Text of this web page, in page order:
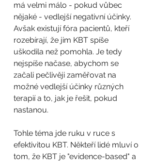
má velmi málo - pokud vůbec
nějaké - vedlejší negativní účinky.
Avšak existují fóra pacientů, kteří
rozebírají, že jim KBT spíše
uškodila než pomohla. Je tedy
nejspíše načase, abychom se
začali pečlivěji zaměřovat na
možné vedlejší účinky různých
terapií a to, jak je řešit, pokud
nastanou.
Tohle téma jde ruku v ruce s
efektivitou KBT. Někteří lidé mluví o
tom, že KBT je "evidence-based" a